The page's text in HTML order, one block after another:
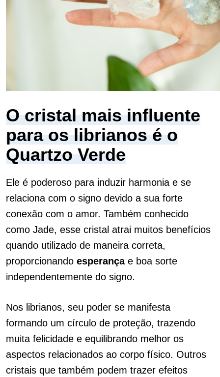
O cristal mais influente
para os librianos é o
Quartzo Verde
Ele é poderoso para induzir harmonia e se
relaciona com o signo devido a sua forte
conexão com o amor. Também conhecido
como Jade, esse cristal atrai muitos benefícios
quando utilizado de maneira correta,
proporcionando esperançae boa sorte
independentemente do signo.
Nos librianos, seu poder se manifesta
formando um círculo de proteção, trazendo
muita felicidade e equilibrando melhor os
aspectos relacionados ao corpo físico. Outros
cristais que também podem trazer efeitos